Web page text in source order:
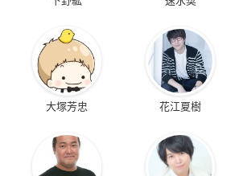
大塚芳忠 花江夏樹